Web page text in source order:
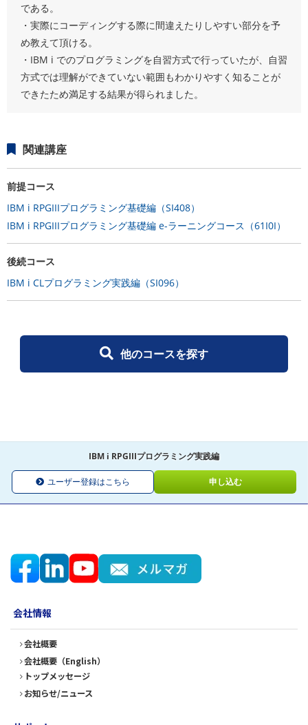
である。
・実際にコーディングする際に間違えたりしやすい部分を予
め教えて頂ける。
・IBM i でのプログラミングを自習方式で行っていたが、自習
方式では理解ができていない範囲もわかりやすく知ることが
できたため満足する結果が得られました。
関連講座
前提コース
IBM i RPGIIIプログラミング基礎編（SI408）
IBM i RPGIIIプログラミング基礎編 e-ラーニングコース（61I0I）
後続コース
IBM i CLプログラミング実践編（SI096）
他のコースを探す
IBM i RPGIIIプログラミング実践編
ユーザー登録はこちら 申し込む
会社情報
会社概要
会社概要（English）
トップメッセージ
お知らせ/ニュース